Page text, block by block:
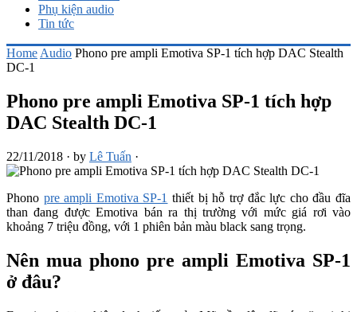
Phụ kiện audio
Tin tức
Home Audio Phono pre ampli Emotiva SP-1 tích hợp DAC Stealth
DC-1
Phono pre ampli Emotiva SP-1 tích hợp
DAC Stealth DC-1
22/11/2018 · by Lê Tuấn ·
Phono pre ampli Emotiva SP-1 thiết bị hỗ trợ đắc lực cho đầu đĩa
than đang được Emotiva bán ra thị trường với mức giá rơi vào
khoảng 7 triệu đồng, với 1 phiên bản màu black sang trọng.
Nên mua phono pre ampli Emotiva SP-1
ở đâu?